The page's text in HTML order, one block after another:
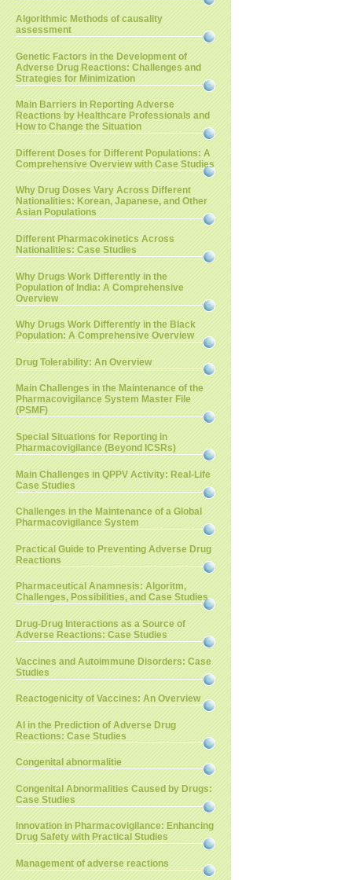
Algorithmic Methods of causality
assessment
Genetic Factors in the Development of
Adverse Drug Reactions: Challenges and
Strategies for Minimization
Main Barriers in Reporting Adverse
Reactions by Healthcare Professionals and
How to Change the Situation
Different Doses for Different Populations: A
Comprehensive Overview with Case Studies
Why Drug Doses Vary Across Different
Nationalities: Korean, Japanese, and Other
Asian Populations
Different Pharmacokinetics Across
Nationalities: Case Studies
Why Drugs Work Differently in the
Population of India: A Comprehensive
Overview
Why Drugs Work Differently in the Black
Population: A Comprehensive Overview
Drug Tolerability: An Overview
Main Challenges in the Maintenance of the
Pharmacovigilance System Master File
(PSMF)
Special Situations for Reporting in
Pharmacovigilance (Beyond ICSRs)
Main Challenges in QPPV Activity: Real-Life
Case Studies
Challenges in the Maintenance of a Global
Pharmacovigilance System
Practical Guide to Preventing Adverse Drug
Reactions
Pharmaceutical Anamnesis: Algoritm,
Challenges, Possibilities, and Case Studies
Drug-Drug Interactions as a Source of
Adverse Reactions: Case Studies
Vaccines and Autoimmune Disorders: Case
Studies
Reactogenicity of Vaccines: An Overview
AI in the Prediction of Adverse Drug
Reactions: Case Studies
Congenital abnormalitie
Congenital Abnormalities Caused by Drugs:
Case Studies
Innovation in Pharmacovigilance: Enhancing
Drug Safety with Practical Studies
Management of adverse reactions